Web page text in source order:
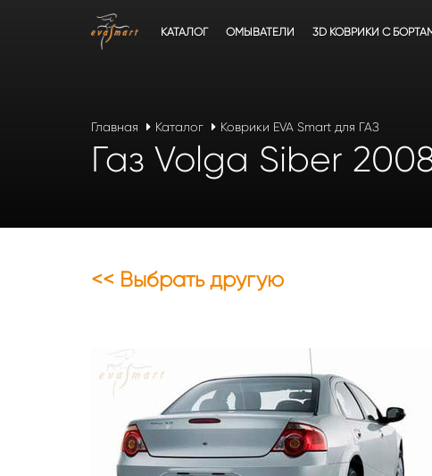
КАТАЛОГ ОМЫВАТЕЛИ 3D КОВРИКИ C
Главная Каталог Коврики EVA Smart для ГАЗ
Газ Volga Siber
<< Выбрать другую